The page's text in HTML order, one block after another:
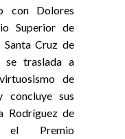
con Dolores
Superior de
Cruz de
se traslada a
de
concluye sus
Rodríguez de
el Premio